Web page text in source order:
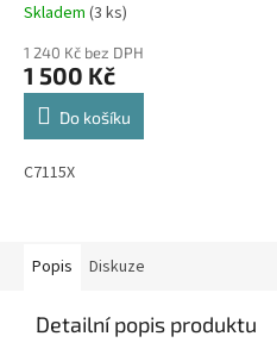
Skladem (3 ks)
1 240 Kč bez DPH
1 500 Kč
Do košíku
C7115X
Popis Diskuze
Detailní popis produktu